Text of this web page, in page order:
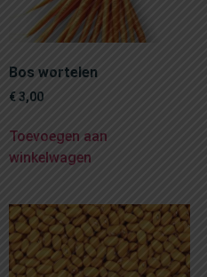
Bos wortelen
€3,00
Toevoegen aan
winkelwagen